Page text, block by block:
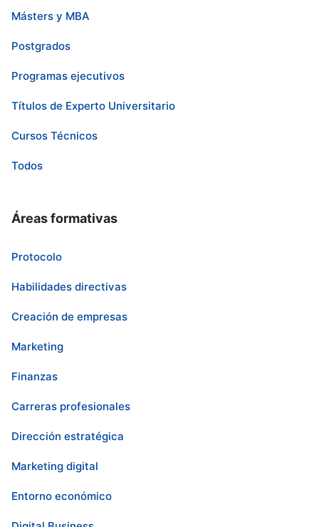
Másters y MBA
Postgrados
Programas ejecutivos
Títulos de Experto Universitario
Cursos Técnicos
Todos
Áreas formativas
Protocolo
Habilidades directivas
Creación de empresas
Marketing
Finanzas
Carreras profesionales
Dirección estratégica
Marketing digital
Entorno económico